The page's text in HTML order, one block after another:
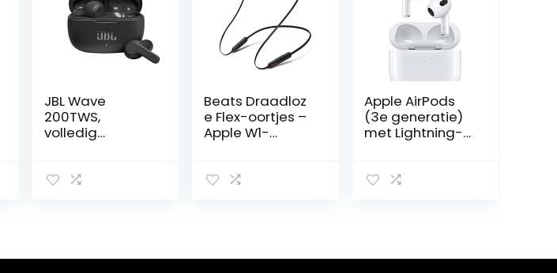
JBL Wave
200TWS,
volledig
JBL Deep Bass
Beats Draadloz
e Flex-oortjes –
Apple W1-
oortjes,
Apple AirPods
(3e generatie)
met Lightning-